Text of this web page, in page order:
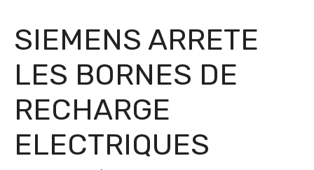
SIEMENS ARRETE
LES BORNES DE
RECHARGE
ELECTRIQUES